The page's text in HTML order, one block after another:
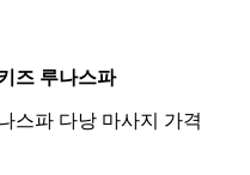
즈 루나스파
스파 다낭 마사지 가격